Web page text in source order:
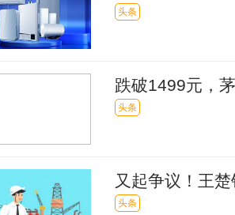
_焦点消息
头条
跌破1499元，
头条
又起争议！王
智和，后者尴尬
头条